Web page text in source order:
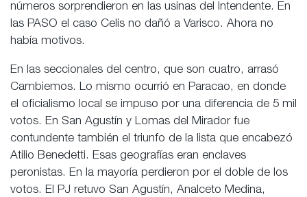
números sorprendieron en las usinas del Intendente. En
las PASO el caso Celis no dañó a Varisco. Ahora no
había motivos.
En las seccionales del centro, que son cuatro, arrasó
Cambiemos. Lo mismo ocurrió en Paracao, en donde
el oficialismo local se impuso por una diferencia de 5 mil
votos. En San Agustín y Lomas del Mirador fue
contundente también el triunfo de la lista que encabezó
Atilio Benedetti. Esas geografías eran enclaves
peronistas. En la mayoría perdieron por el doble de los
votos. El PJ retuvo San Agustín, Analceto Medina,